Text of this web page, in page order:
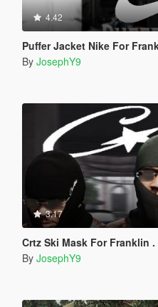
4.42
Puffer Jacket Nike For
By JosephY9
3.17
Crtz Ski Mask For Franklin .
By JosephY9